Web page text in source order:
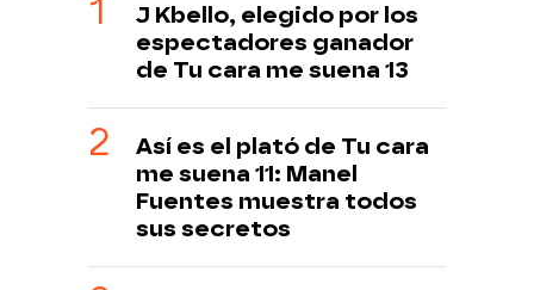
J Kbello, elegido por los
espectadores ganador
de Tu cara me suena 13
Así es el plató de Tu cara
me suena 11: Manel
Fuentes muestra todos
sus secretos